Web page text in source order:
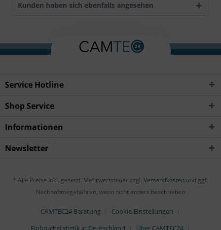
Kunden haben sich ebenfalls angesehen
Service Hotline
Shop Service
Informationen
Newsletter
* Alle Preise inkl. gesetzl. Mehrwertsteuer zzgl. Versandkosten und ggf.
Nachnahmegebühren, wenn nicht anders beschrieben
CAMTEC24 Beratung
Cookie-Einstellungen
Einbruchstatistik in Deutschland
Über CAMTEC24